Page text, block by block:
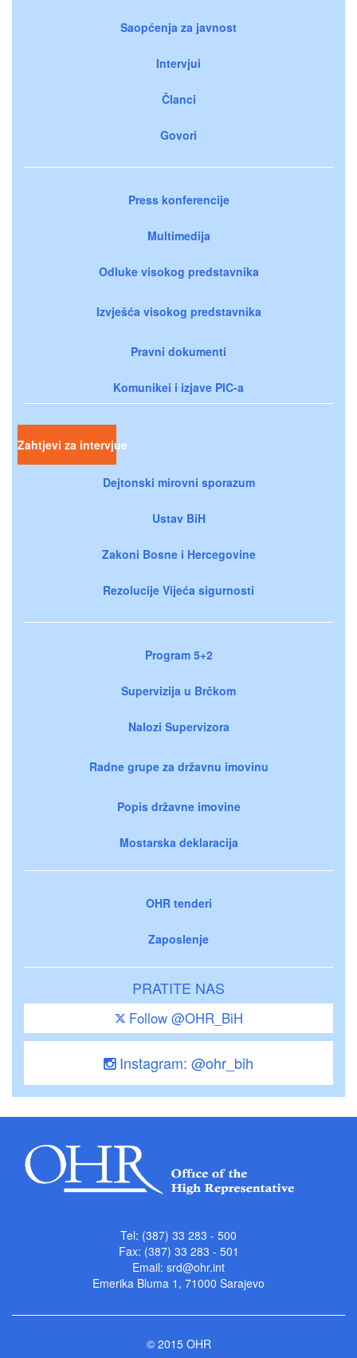
Saopćenja za javnost
Intervjui
Članci
Govori
Press konferencije
Multimedija
Odluke visokog predstavnika
Izvješća visokog predstavnika
Pravni dokumenti
Komunikei i izjave PIC-a
Zahtjevi za intervjue
Dejtonski mirovni sporazum
Ustav BiH
Zakoni Bosne i Hercegovine
Rezolucije Vijeća sigurnosti
Program 5+2
Supervizija u Brčkom
Nalozi Supervizora
Radne grupe za državnu imovinu
Popis državne imovine
Mostarska deklaracija
OHR tenderi
Zaposlenje
PRATITE NAS
Follow @OHR_BiH
Instagram: @ohr_bih
Tel: (387) 33 283 - 500
Fax: (387) 33 283 - 501
Email: srd@ohr.int
Emerika Bluma 1, 71000 Sarajevo
© 2015 OHR